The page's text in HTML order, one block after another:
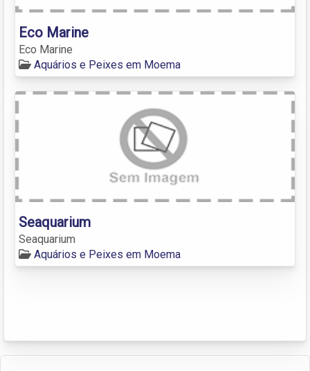
Eco Marine
Eco Marine
Aquários e Peixes em Moema
Seaquarium
Seaquarium
Aquários e Peixes em Moema